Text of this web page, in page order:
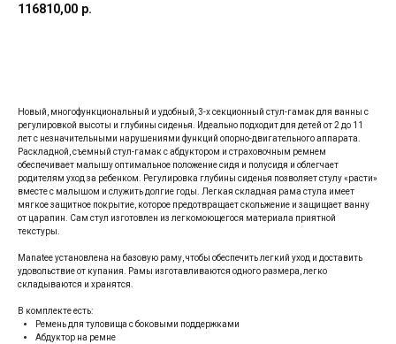
116810,00 р.
Новый, многофункциональный и удобный, 3-х секционный стул-гамак для ванны с
регулировкой высоты и глубины сиденья. Идеально подходит для детей от 2 до 11
лет с незначительными нарушениями функций опорно-двигательного аппарата.
Раскладной, съемный стул-гамак с абдуктором и страховочным ремнем
обеспечивает малышу оптимальное положение сидя и полусидя и облегчает
родителям уход за ребенком. Регулировка глубины сиденья позволяет стулу «расти»
вместе с малышом и служить долгие годы. Легкая складная рама стула имеет
мягкое защитное покрытие, которое предотвращает скольжение и защищает ванну
от царапин. Сам стул изготовлен из легкомоющегося материала приятной
текстуры.
Manatee установлена на базовую раму, чтобы обеспечить легкий уход и доставить
удовольствие от купания. Рамы изготавливаются одного размера, легко
складываются и хранятся.
В комплекте есть:
Ремень для туловища с боковыми поддержками
Абдуктор на ремне